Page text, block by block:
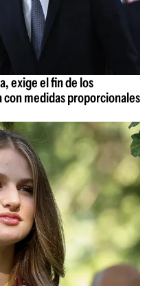
exige el fin de los
medidas proporcionales